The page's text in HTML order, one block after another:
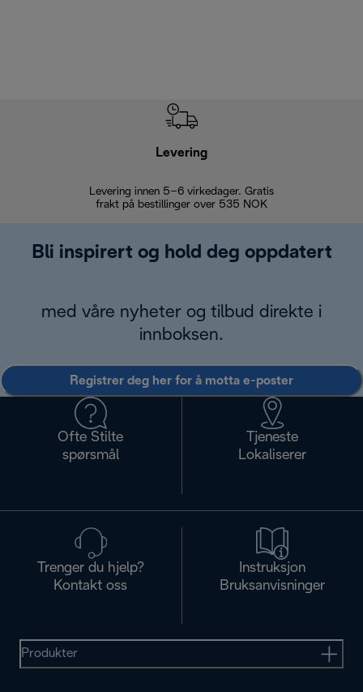
Levering
Levering innen 5–6 virkedager. Gratis
frakt på bestillinger over 535 NOK
Bli inspirert og hold deg oppdatert
med våre nyheter og tilbud direkte i
innboksen.
Registrer deg her for å motta e-poster
Ofte Stilte
spørsmål
Tjeneste
Lokaliserer
Trenger du hjelp?
Kontakt oss
Instruksjon
Bruksanvisninger
Produkter